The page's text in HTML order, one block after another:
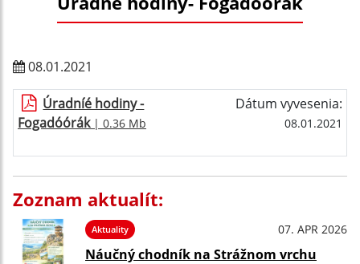
08.01.2021
Úradníé hodiny -
Fogadóórák| 0.36 Mb
Dátum vyvesenia:
08.01.2021
Zoznam aktualít:
Aktuality 07. APR 2026
Náučný chodník na Strážnom vrchu